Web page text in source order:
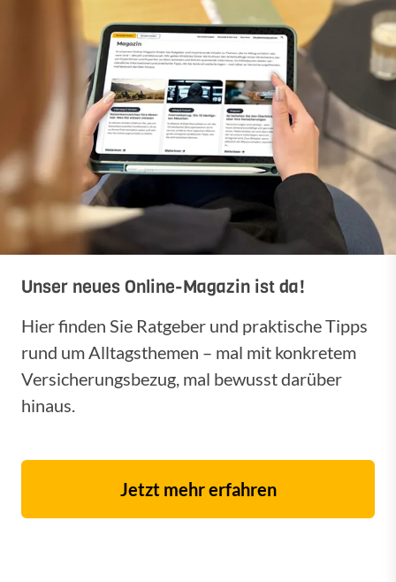
Unser neues Online-Magazin ist da!
Hier finden Sie Ratgeber und praktische Tipps
rund um Alltagsthemen – mal mit konkretem
Versicherungsbezug, mal bewusst darüber
hinaus.
Jetzt mehr erfahren